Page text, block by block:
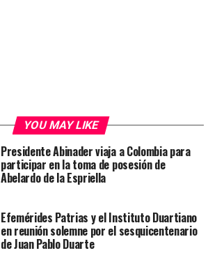
YOU MAY LIKE
Presidente Abinader viaja a Colombia para
participar en la toma de posesión de
Abelardo de la Espriella
Efemérides Patrias y el Instituto Duartiano
en reunión solemne por el sesquicentenario
de Juan Pablo Duarte